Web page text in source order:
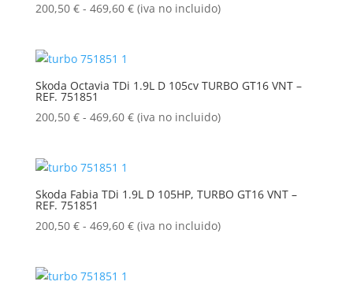
469,60 €
200,50 € - 469,60 €Rango
200,50 €
469,60 €
(iva no incluido)
Skoda Octavia TDi 1.9L D 105cv TURBO GT16 VNT –
REF. 751851
200,50 € - 469,60 €Rango
200,50 €
469,60 €
(iva no incluido)
Skoda Fabia TDi 1.9L D 105HP, TURBO GT16 VNT –
REF. 751851
200,50 € - 469,60 €Rango
(iva no incluido)